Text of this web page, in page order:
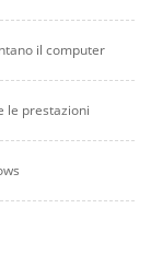
il computer
le prestazioni